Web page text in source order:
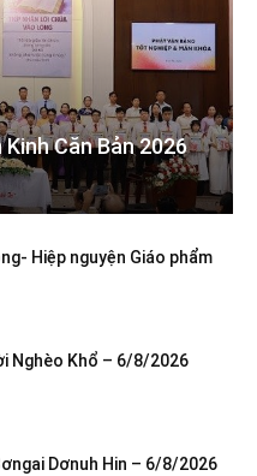
Căn Bản 2026
Hiệp nguyện Giáo phẩm
Nghèo Khổ – 6/8/2026
Dơnuh Hin – 6/8/2026